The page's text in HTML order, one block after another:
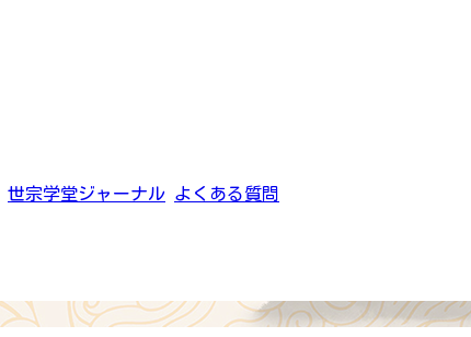
世宗学堂ジャーナル よくある質問